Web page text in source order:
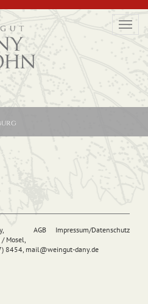
AGB Impressum/Datenschutz
Mosel,
8454, mail@weingut-dany.de